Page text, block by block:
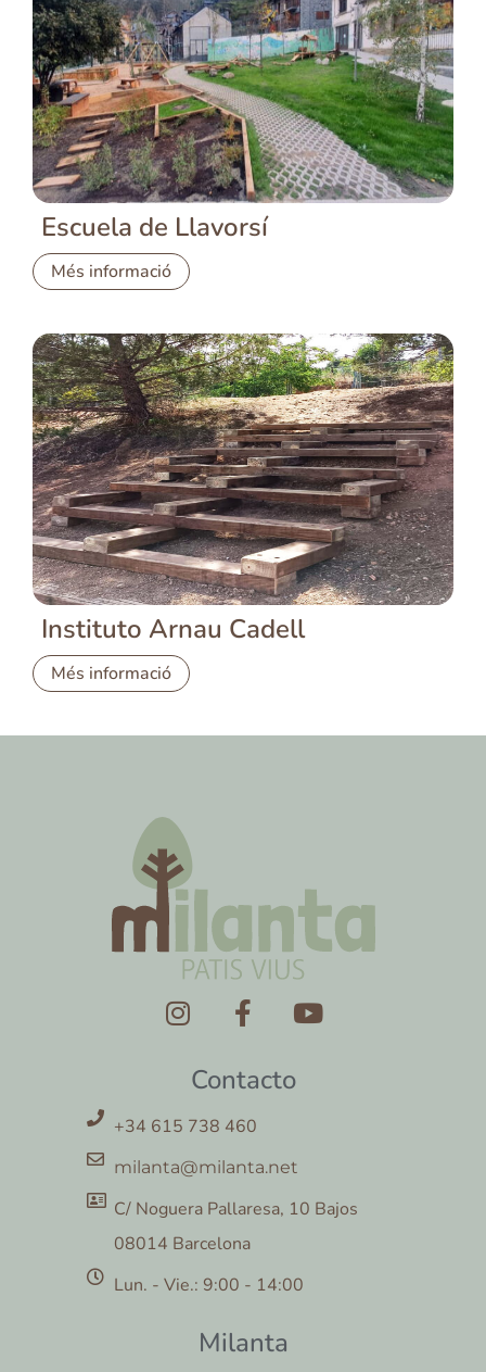
Escuela de Llavorsí
Més informació
Instituto Arnau Cadell
Més informació
Contacto
+34 615 738 460
milanta@milanta.net
C/ Noguera Pallaresa, 10 Bajos
08014 Barcelona
Lun. - Vie.: 9:00 - 14:00
Milanta